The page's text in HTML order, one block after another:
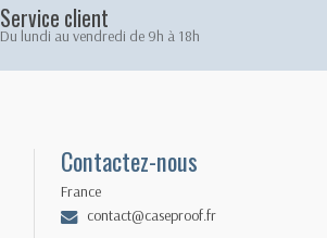
Service client
Du lundi au vendredi de 9h à 18h
Contactez-nous
France
contact@caseproof.fr